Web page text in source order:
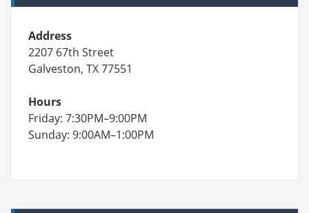
Address
2207 67th Street
Galveston, TX 77551
Hours
Friday: 7:30PM–9:00PM
Sunday: 9:00AM–1:00PM